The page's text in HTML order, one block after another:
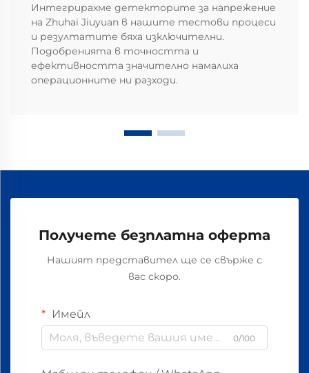
Интегрирахме детекторите за напрежение
на Zhuhai Jiuyuan в нашите тестови процеси
и резултатите бяха изключителни.
Подобренията в точността и
ефективността значително намалиха
операционните ни разходи.
Получете безплатна оферта
Нашият представител ще се свърже с
вас скоро.
Имейл
0/100